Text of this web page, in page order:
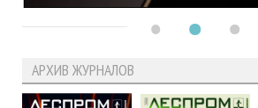
АРХИВ ЖУРНАЛОВ